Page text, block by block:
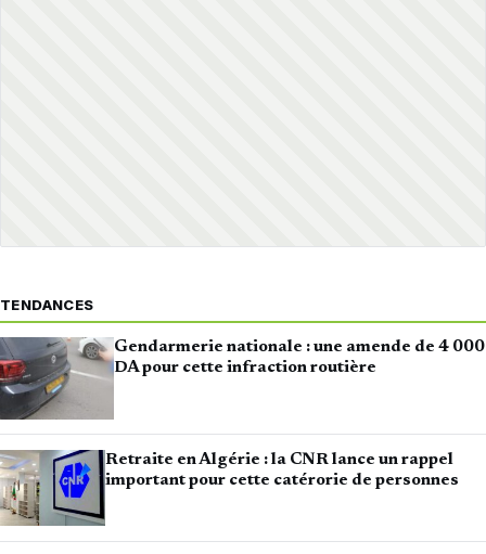
TENDANCES
Gendarmerie nationale : une amende de 4 000
DA pour cette infraction routière
Retraite en Algérie : la CNR lance un rappel
important pour cette catérorie de personnes